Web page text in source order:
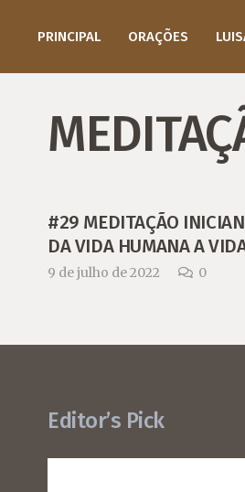
PRINCIPAL ORAÇÕES
#29 MEDITAÇÃO
DA VIDA HUMANA A
9 de julho de 2022 0
Editor’s Pick